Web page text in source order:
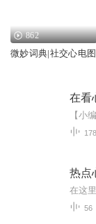
862
微妙词典|社交心电图
在看
178
热点
56